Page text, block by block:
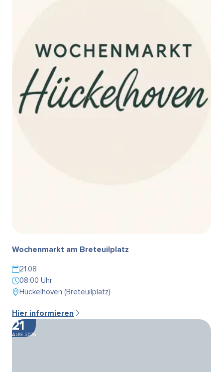
Wochenmarkt am Breteuilplatz
21.08
08:00 Uhr
Hückelhoven (Breteuilplatz)
Hier informieren
21
AUG. 2026